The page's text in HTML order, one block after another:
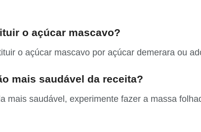
o açúcar mascavo?
o açúcar mascavo por açúcar demerara ou
mais saudável da receita?
mais saudável, experimente fazer a massa